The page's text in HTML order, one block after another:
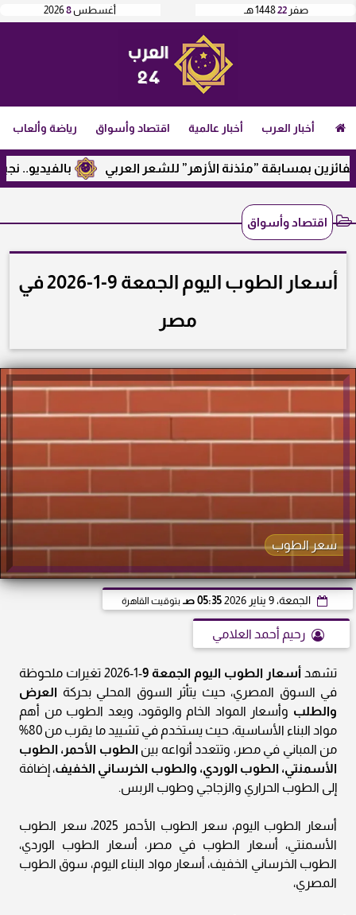
أغسطس8
2026 صفر 221448 هـ
أخبار العرب أخبار عالمية اقتصاد وأسواق رياضة وألعاب
بالفيديو.. نجيب بمسابقة ”مئذنة الأزهر” للشعر العربي
اقتصاد وأسواق
أسعار الطوب اليوم الجمعة 9-1-2026 في
مصر
سعر الطوب
الجمعة، 9 يناير 2026 05:35 صـ بتوقيت القاهرة
رحيم أحمد العلامي
تشهد أسعار الطوب اليوم الجمعة 9
-1-2026 تغيرات ملحوظة
في السوق المصري، حيث يتأثر السوق المحلي بحركة العرض
والطلب وأسعار المواد الخام والوقود، ويعد الطوب من أهم
مواد البناء الأساسية، حيث يستخدم في تشييد ما يقرب من 80%
من المباني في مصر، وتتعدد أنواعه بين الطوب الأحمر، الطوب
الأسمنتي، الطوب الوردي، والطوب الخرساني الخفيف، إضافة
إلى الطوب الحراري والزجاجي وطوب الربس.
أسعار الطوب اليوم، سعر الطوب الأحمر 2025، سعر الطوب
الأسمنتي، أسعار الطوب في مصر، أسعار الطوب الوردي،
الطوب الخرساني الخفيف، أسعار مواد البناء اليوم، سوق الطوب
المصري،